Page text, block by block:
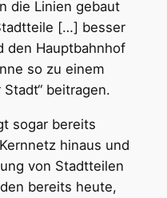
die Linien gebaut
[…] besser
den Hauptbahnhof
so zu einem
beitragen.
sogar bereits
hinaus und
von Stadtteilen
bereits heute,